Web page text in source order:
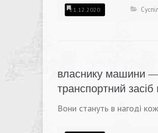
21.12.2020
власнику машини —
транспортний
Вони стануть в нагоді